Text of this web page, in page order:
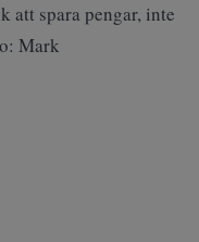
att spara pengar, inte
Mark